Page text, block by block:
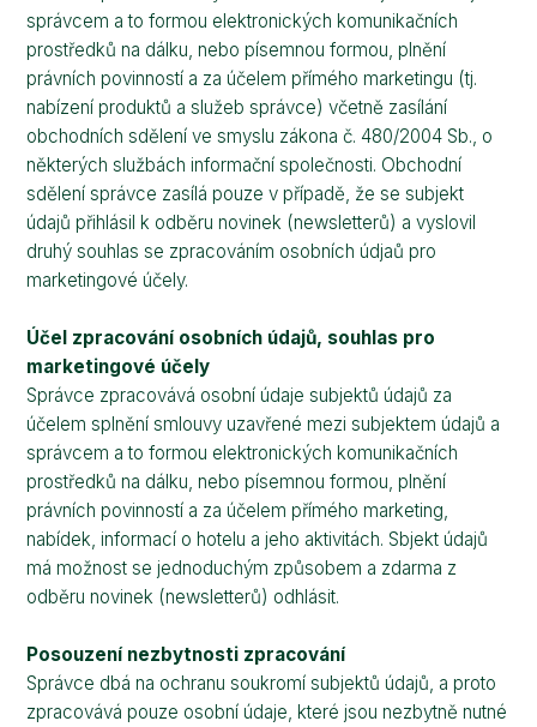
správcem a to formou elektronických komunikačních
prostředků na dálku, nebo písemnou formou, plnění
právních povinností a za účelem přímého marketingu (tj.
nabízení produktů a služeb správce) včetně zasílání
obchodních sdělení ve smyslu zákona č. 480/2004 Sb., o
některých službách informační společnosti. Obchodní
sdělení správce zasílá pouze v případě, že se subjekt
údajů přihlásil k odběru novinek (newsletterů) a vyslovil
druhý souhlas se zpracováním osobních údjaů pro
marketingové účely.
Účel zpracování osobních údajů, souhlas pro
marketingové účely
Správce zpracovává osobní údaje subjektů údajů za
účelem splnění smlouvy uzavřené mezi subjektem údajů a
správcem a to formou elektronických komunikačních
prostředků na dálku, nebo písemnou formou, plnění
právních povinností a za účelem přímého marketing,
nabídek, informací o hotelu a jeho aktivitách. Sbjekt údajů
má možnost se jednoduchým způsobem a zdarma z
odběru novinek (newsletterů) odhlásit.
Posouzení nezbytnosti zpracování
Správce dbá na ochranu soukromí subjektů údajů, a proto
zpracovává pouze osobní údaje, které jsou nezbytně nutné